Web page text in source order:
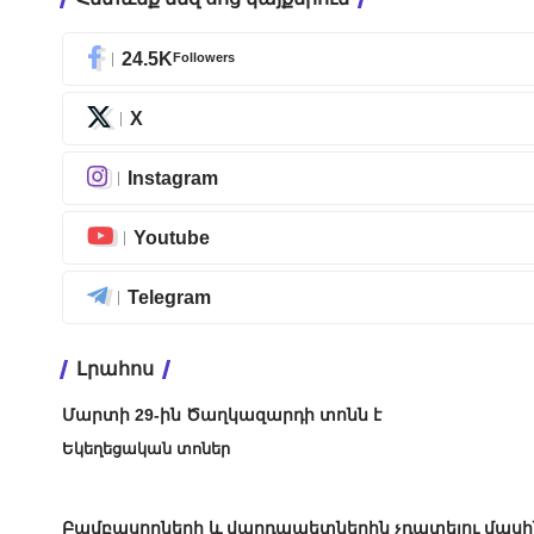
24.5KFollowers
X
Instagram
Youtube
Telegram
Լրահոս
Մարտի 29-ին Ծաղկազարդի տոնն է
Եկեղեցական տոներ
Բամբասողների և վարդապետներին չդատելու